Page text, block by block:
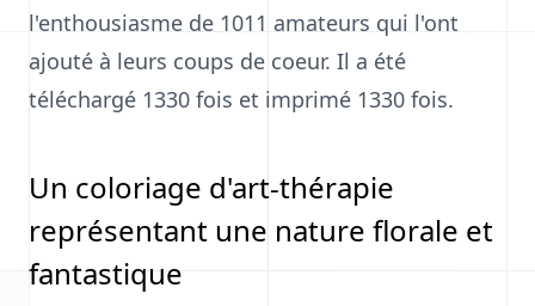
l'enthousiasme de 1011 amateurs qui l'ont
ajouté à leurs coups de coeur. Il a été
téléchargé 1330 fois et imprimé 1330 fois.
Un coloriage d'art-thérapie
représentant une nature florale et
fantastique